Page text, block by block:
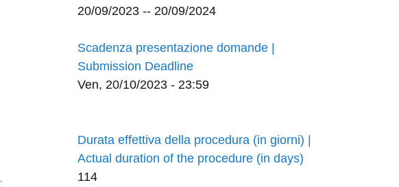
20/09/2023 -- 20/09/2024
Scadenza presentazione domande |
Submission Deadline
Ven, 20/10/2023 - 23:59
Durata effettiva della procedura (in giorni) |
Actual duration of the procedure (in days)
114